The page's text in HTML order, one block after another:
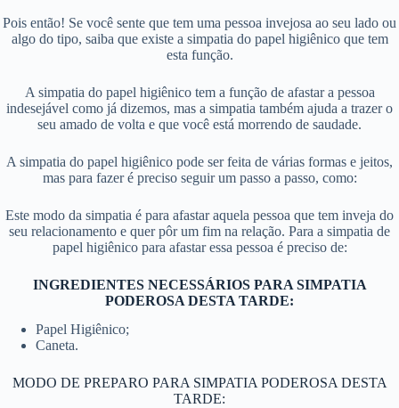
Pois então! Se você sente que tem uma pessoa invejosa ao seu lado ou
algo do tipo, saiba que existe a simpatia do papel higiênico que tem
esta função.
A simpatia do papel higiênico tem a função de afastar a pessoa
indesejável como já dizemos, mas a simpatia também ajuda a trazer o
seu amado de volta e que você está morrendo de saudade.
A simpatia do papel higiênico pode ser feita de várias formas e jeitos,
mas para fazer é preciso seguir um passo a passo, como:
Este modo da simpatia é para afastar aquela pessoa que tem inveja do
seu relacionamento e quer pôr um fim na relação. Para a simpatia de
papel higiênico para afastar essa pessoa é preciso de:
INGREDIENTES NECESSÁRIOS PARA SIMPATIA
PODEROSA DESTA TARDE:
Papel Higiênico;
Caneta.
MODO DE PREPARO PARA SIMPATIA PODEROSA DESTA
TARDE: